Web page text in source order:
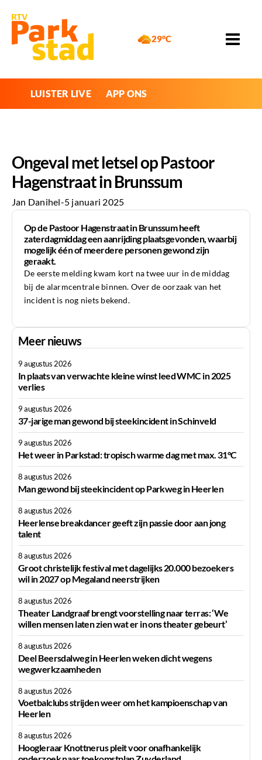
29°C
LUISTER LIVE APP ONS
Ongeval met letsel op Pastoor
Hagenstraat in Brunssum
Jan Danihel-5 januari 2025
Op de Pastoor Hagenstraat in Brunssum heeft
zaterdagmiddag een aanrijding plaatsgevonden, waarbij
mogelijk één of meerdere personen gewond zijn
geraakt.
De eerste melding kwam kort na twee uur in de middag
bij de alarmcentrale binnen. Over de oorzaak van het
incident is nog niets bekend.
Meer nieuws
9 augustus 2026
In plaats van verwachte kleine winst leed WMC in 2025
verlies
9 augustus 2026
37-jarige man gewond bij steekincident in Schinveld
9 augustus 2026
Het weer in Parkstad: tropisch warme dag met max. 31°C
8 augustus 2026
Man gewond bij steekincident op Parkweg in Heerlen
8 augustus 2026
Heerlense breakdancer geeft zijn passie door aan jong
talent
8 augustus 2026
Groot christelijk festival met dagelijks 20.000 bezoekers
wil in 2027 op Megaland neerstrijken
8 augustus 2026
Theater Landgraaf brengt voorstelling naar terras: ‘We
willen mensen laten zien wat er in ons theater gebeurt’
8 augustus 2026
Deel Beersdalweg in Heerlen weken dicht wegens
wegwerkzaamheden
8 augustus 2026
Voetbalclubs strijden weer om het kampioenschap van
Heerlen
8 augustus 2026
Hoogleraar Knottnerus pleit voor onafhankelijk